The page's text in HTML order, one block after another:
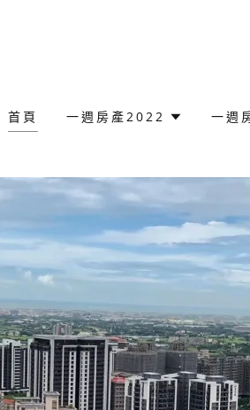
首頁 一週房產2022 一週